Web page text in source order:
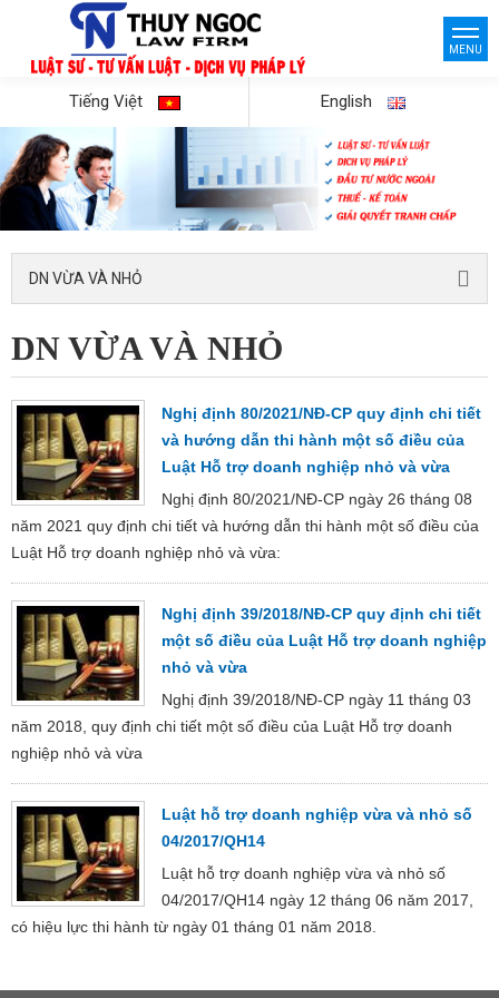
MENU
Tiếng Việt English
DN VỪA VÀ NHỎ
DN VỪA VÀ NHỎ
Nghị định 80/2021/NĐ-CP quy định chi tiết
và hướng dẫn thi hành một số điều của
Luật Hỗ trợ doanh nghiệp nhỏ và vừa
Nghị định 80/2021/NĐ-CP ngày 26 tháng 08
năm 2021 quy định chi tiết và hướng dẫn thi hành một số điều của
Luật Hỗ trợ doanh nghiệp nhỏ và vừa:
Nghị định 39/2018/NĐ-CP quy định chi tiết
một số điều của Luật Hỗ trợ doanh nghiệp
nhỏ và vừa
Nghị định 39/2018/NĐ-CP ngày 11 tháng 03
năm 2018, quy định chi tiết một số điều của Luật Hỗ trợ doanh
nghiệp nhỏ và vừa
Luật hỗ trợ doanh nghiệp vừa và nhỏ số
04/2017/QH14
Luật hỗ trợ doanh nghiệp vừa và nhỏ số
04/2017/QH14 ngày 12 tháng 06 năm 2017,
có hiệu lực thi hành từ ngày 01 tháng 01 năm 2018.